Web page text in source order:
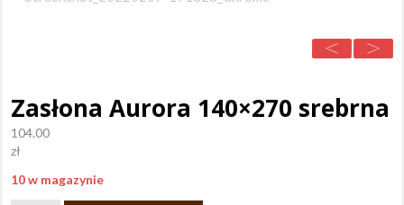
Zasłona Aurora 140×270 srebrna
104.00
zł
10 w magazynie